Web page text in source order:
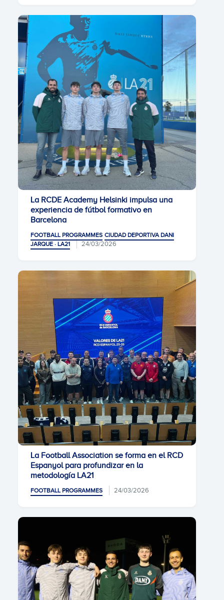
La RCDE Academy Helsinki impulsa una
experiencia de fútbol formativo en
Barcelona
FOOTBALL PROGRAMMES CIUDAD DEPORTIVA DANI
JARQUE · LA21
24/03/2026
La Football Association se forma en el RCD
Espanyol para profundizar en la
metodología LA21
FOOTBALL PROGRAMMES 24/03/2026